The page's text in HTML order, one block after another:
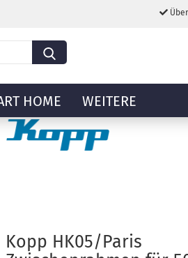
Über
HOME WEITERE
Kopp HK05/Paris